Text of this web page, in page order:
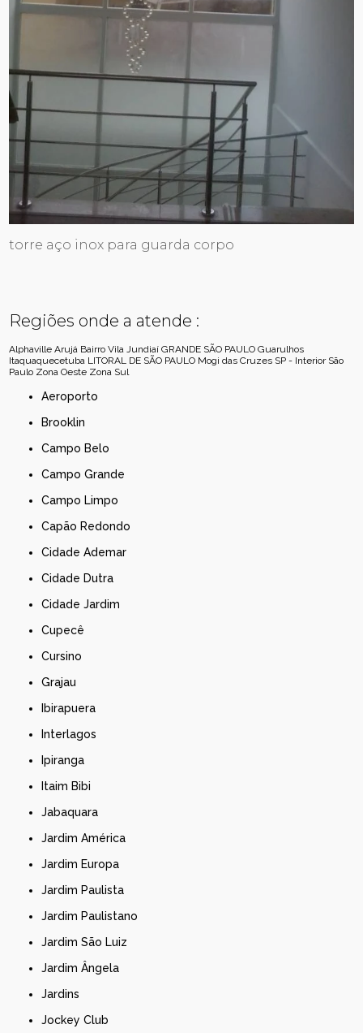
torre aço inox para guarda corpo
Regiões onde a atende :
Alphaville Arujá Bairro Vila Jundiaí GRANDE SÃO PAULO Guarulhos
Itaquaquecetuba LITORAL DE SÃO PAULO Mogi das Cruzes SP - Interior São
Paulo Zona Oeste Zona Sul
Aeroporto
Brooklin
Campo Belo
Campo Grande
Campo Limpo
Capão Redondo
Cidade Ademar
Cidade Dutra
Cidade Jardim
Cupecê
Cursino
Grajau
Ibirapuera
Interlagos
Ipiranga
Itaim Bibi
Jabaquara
Jardim América
Jardim Europa
Jardim Paulista
Jardim Paulistano
Jardim São Luiz
Jardim Ângela
Jardins
Jockey Club